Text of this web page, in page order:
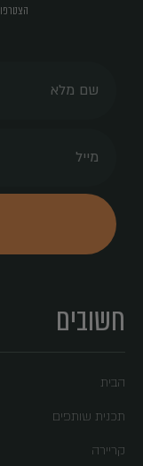
חשובים
הבית
תכנית שותפים
קריירה